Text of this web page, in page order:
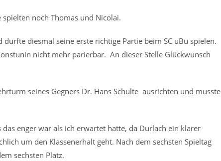
noch Thomas und Nicolai.
diesmal seine erste richtige Partie beim SC uBu spielen.
nicht mehr parierbar. An dieser Stelle Glückwunsch
seines Gegners Dr. Hans Schulte ausrichten und musste
enger war als ich erwartet hatte, da Durlach ein klarer
um den Klassenerhalt geht. Nach dem sechsten Spieltag
sechsten Platz.